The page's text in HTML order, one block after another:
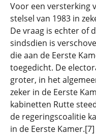
Voor een versterking
stelsel van 1983 in
De vraag is echter of
sindsdien is
die aan de Eerste
toegedicht. De
groter, in het
zeker in de Eerste
kabinetten Rutte
de regeringscoalitie
in de Eerste